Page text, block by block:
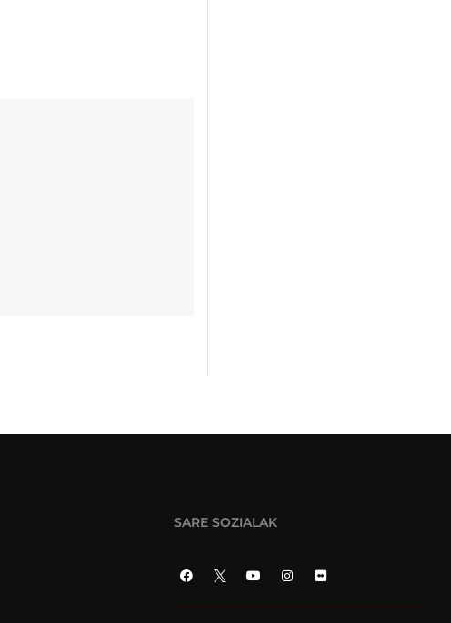
SARE SOZIALAK